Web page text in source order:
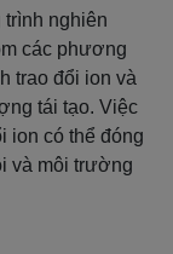
trình nghiên
các phương
trao đổi ion và
tái tạo. Việc
ion có thể đóng
và môi trường